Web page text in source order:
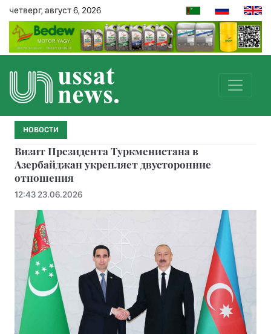
четверг, август 6, 2026
НОВОСТИ
Визит Президента Туркменистана в
Азербайджан укрепляет двусторонние
отношения
12:43 23.06.2026